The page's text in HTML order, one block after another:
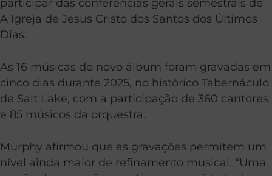
participar das conferências gerais semestrais de
A Igreja de Jesus Cristo dos Santos dos Últimos
Dias.
As 16 músicas do novo álbum foram gravadas em
cinco dias durante 2025, no histórico Tabernáculo
de Salt Lake, com a participação de 360 cantores
e 85 músicos da orquestra.
Murphy afirmou que as gravações permitem um
nível ainda maior de refinamento musical. “Uma